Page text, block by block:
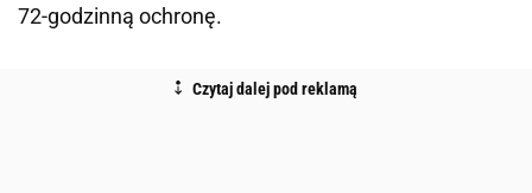
72-godzinną ochronę.